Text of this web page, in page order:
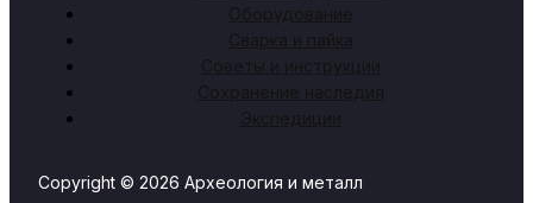
Оборудование
Сварка и пайка
Советы и инструкции
Сохранение наследия
Экспедиции
Copyright © 2026 Археология и металл